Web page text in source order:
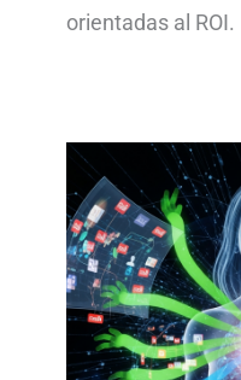
orientadas al ROI.